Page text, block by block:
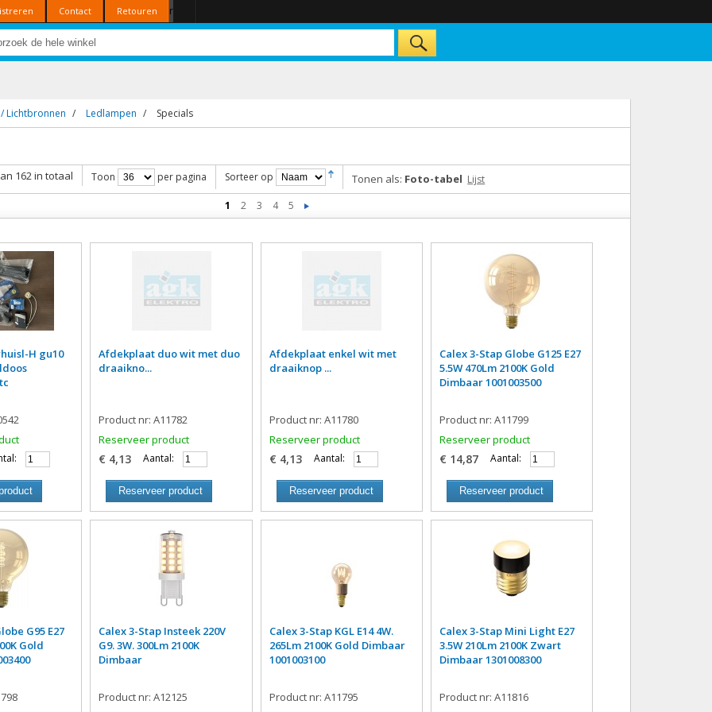
Contact Retouren r
Lichtbronnen / Ledlampen / Specials
162 in totaal Toon per pagina Sorteer op Tonen als: Foto-tabel Lijst
1
2 3 4 5
H gu10
Afdekplaat duo wit met duo
draaikno...
Product nr: A11782
Reserveer product
€ 4,13 Aantal:
Reserveer product
Afdekplaat enkel wit met
draaiknop ...
Product nr: A11780
Reserveer product
€ 4,13 Aantal:
Reserveer product
Calex 3-Stap Globe G125 E27
5.5W 470Lm 2100K Gold
Dimbaar 1001003500
Product nr: A11799
Reserveer product
€ 14,87 Aantal:
Reserveer product
G95 E27
Gold
Calex 3-Stap Insteek 220V
G9. 3W. 300Lm 2100K
Dimbaar
Product nr: A12125
Calex 3-Stap KGL E14 4W.
265Lm 2100K Gold Dimbaar
1001003100
Product nr: A11795
Calex 3-Stap Mini Light E27
3.5W 210Lm 2100K Zwart
Dimbaar 1301008300
Product nr: A11816